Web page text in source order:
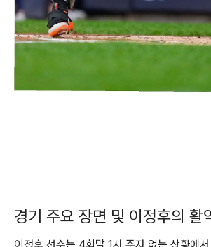
경기 주요 장면 및 이정후의 활